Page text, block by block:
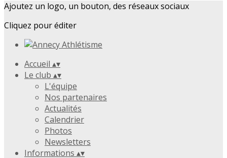
Ajoutez un logo, un bouton, des réseaux sociaux
Cliquez pour éditer
Accueil ▴▾
Le club ▴▾
L'équipe
Nos partenaires
Actualités
Calendrier
Photos
Newsletters
Informations ▴▾